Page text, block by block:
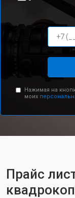
Нажимая на
моих
Прайс